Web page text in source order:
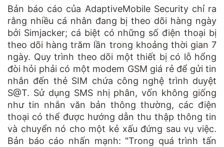
Bản báo cáo của AdaptiveMobile Security chỉ ra
rằng nhiều cá nhân đang bị theo dõi hàng ngày
bởi Simjacker; cá biệt có những số điện thoại bị
theo dõi hàng trăm lần trong khoảng thời gian 7
ngày. Quy trình theo dõi một thiết bị có lỗ hổng
đòi hỏi phải có một modem GSM giá rẻ để gửi tin
nhắn đến thẻ SIM chứa công nghệ trình duyệt
S@T. Sử dụng SMS nhị phân, vốn không giống
như tin nhắn văn bản thông thường, các điện
thoại có thể được hướng dẫn thu thập thông tin
và chuyển nó cho một kẻ xấu đứng sau vụ việc.
Bản báo cáo nhấn mạnh: "Trong quá trình tấn